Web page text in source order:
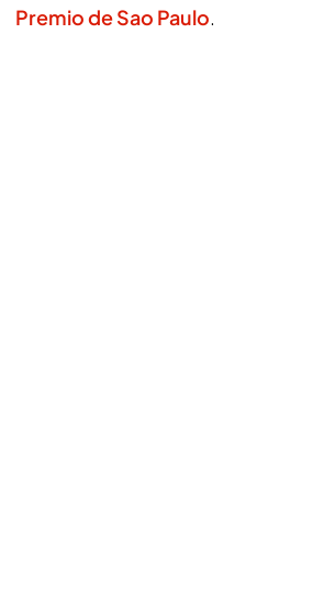
Premio de Sao Paulo.